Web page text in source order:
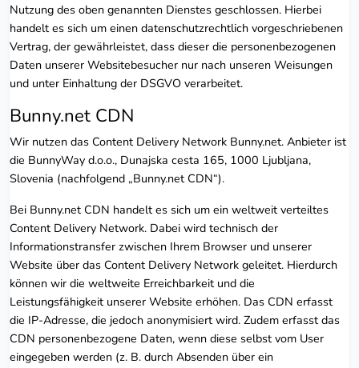
Nutzung des oben genannten Dienstes geschlossen. Hierbei
handelt es sich um einen datenschutzrechtlich vorgeschriebenen
Vertrag, der gewährleistet, dass dieser die personenbezogenen
Daten unserer Websitebesucher nur nach unseren Weisungen
und unter Einhaltung der DSGVO verarbeitet.
Bunny.net CDN
Wir nutzen das Content Delivery Network Bunny.net. Anbieter ist
die BunnyWay d.o.o., Dunajska cesta 165, 1000 Ljubljana,
Slovenia (nachfolgend „Bunny.net CDN“).
Bei Bunny.net CDN handelt es sich um ein weltweit verteiltes
Content Delivery Network. Dabei wird technisch der
Informationstransfer zwischen Ihrem Browser und unserer
Website über das Content Delivery Network geleitet. Hierdurch
können wir die weltweite Erreichbarkeit und die
Leistungsfähigkeit unserer Website erhöhen. Das CDN erfasst
die IP-Adresse, die jedoch anonymisiert wird. Zudem erfasst das
CDN personenbezogene Daten, wenn diese selbst vom User
eingegeben werden (z. B. durch Absenden über ein